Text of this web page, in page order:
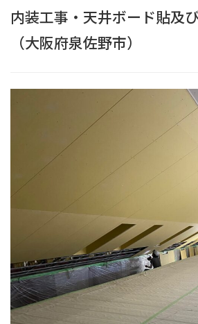
内装工事・天井ボード貼及
（大阪府泉佐野市）